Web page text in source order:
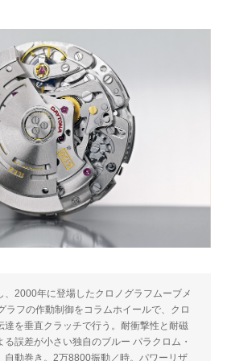
、2000年に登場したクロノグラフムーブメ
ラフの作動制御をコラムホイールで、クロ
達を垂直クラッチで行う。耐衝撃性と耐磁
誤差が小さい独自のブルー パラクロム・
自動巻き。2万8800振動／時。パワーリザ